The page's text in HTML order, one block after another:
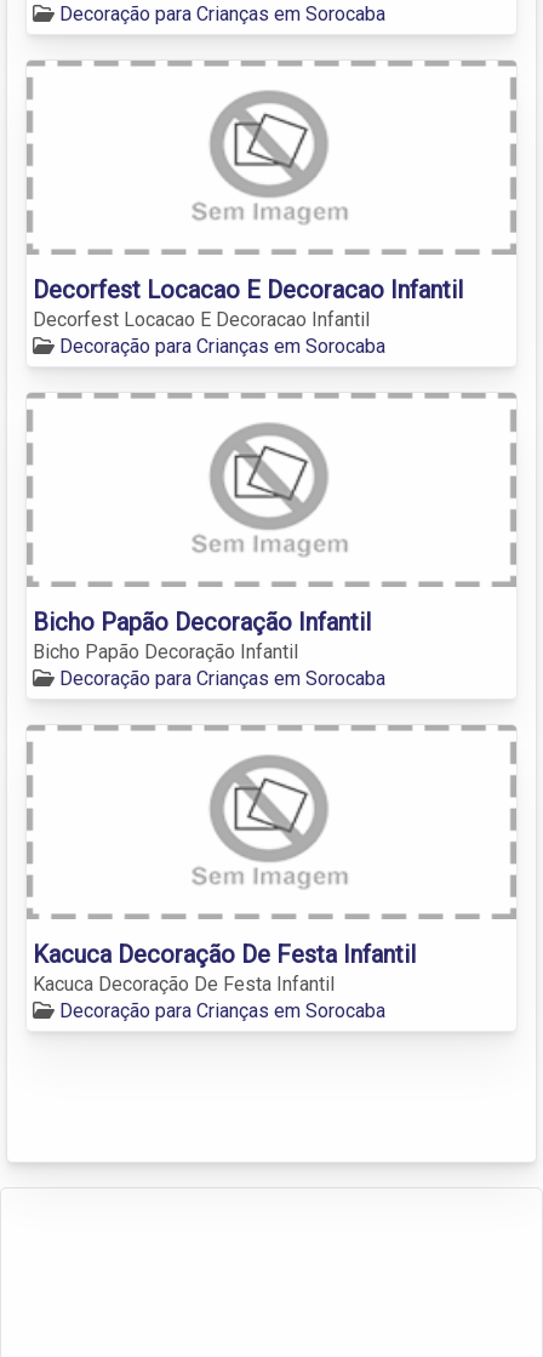
Decoração para Crianças em Sorocaba
Decorfest Locacao E Decoracao Infantil
Decorfest Locacao E Decoracao Infantil
Decoração para Crianças em Sorocaba
Bicho Papão Decoração Infantil
Bicho Papão Decoração Infantil
Decoração para Crianças em Sorocaba
Kacuca Decoração De Festa Infantil
Kacuca Decoração De Festa Infantil
Decoração para Crianças em Sorocaba